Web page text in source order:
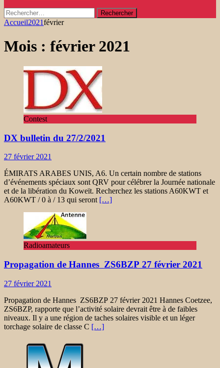
Rechercher :
Accueil2021février
Mois : février 2021
Contest
DX bulletin du 27/2/2021
27 février 2021
ÉMIRATS ARABES UNIS, A6. Un certain nombre de stations
d’événements spéciaux sont QRV pour célébrer la Journée nationale
et de la libération du Koweït. Recherchez les stations A60KWT et
A60KWT / 0 à / 13 qui seront […]
Radioamateurs
Propagation de Hannes ZS6BZP 27 février 2021
27 février 2021
Propagation de Hannes ZS6BZP 27 février 2021 Hannes Coetzee,
ZS6BZP, rapporte que l’activité solaire devrait être à de faibles
niveaux. Il y a une région de taches solaires visible et un léger
torchage solaire de classe C […]